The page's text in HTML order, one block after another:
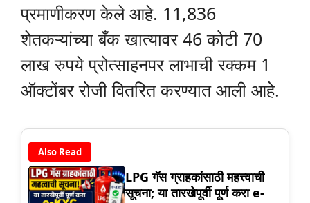
प्रमाणीकरण केले आहे. 11,836
शेतकऱ्यांच्या बँक खात्यावर 46 कोटी 70
लाख रुपये प्रोत्साहनपर लाभाची रक्कम 1
ऑक्टोंबर रोजी वितरित करण्यात आली आहे.
Also Read
LPG गॅस ग्राहकांसाठी महत्त्वाची
सूचना; या तारखेपूर्वी पूर्ण करा e-